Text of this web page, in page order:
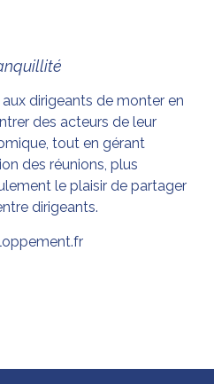
dirigeants de monter en
des acteurs de leur
tout en gérant
des réunions, plus
le plaisir de partager
dirigeants.